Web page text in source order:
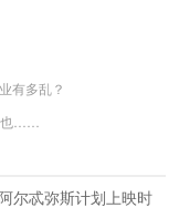
有多乱？
……
尔忒弥斯计划上映时